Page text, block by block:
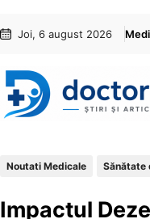
conținut
content
Joi, 6 august 2026
Noutati Medicale Sănătate
Impactul